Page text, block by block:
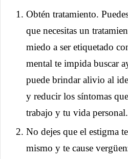
Obtén tratamiento.
que necesitas un
miedo a ser etiquetado
mental te impida buscar
puede brindar alivio al
y reducir los síntomas
trabajo y tu vida personal.
No dejes que el estigma
mismo y te cause